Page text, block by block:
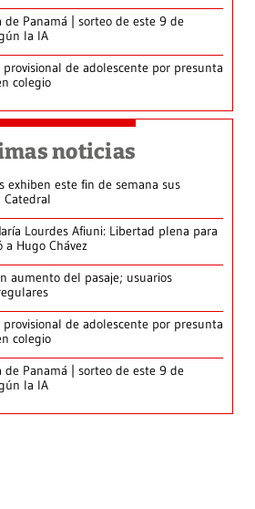
de Panamá | sorteo de este 9 de
la IA
de adolescente por presunta
colegio
noticias
exhiben este fin de semana sus
Catedral
Lourdes Afiuni: Libertad plena para
a Hugo Chávez
aumento del pasaje; usuarios
de adolescente por presunta
colegio
de Panamá | sorteo de este 9 de
la IA